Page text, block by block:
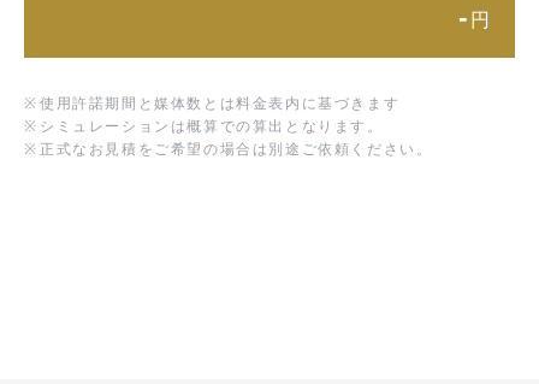
- 円
※ 使用許諾期間と媒体数とは料金表内に基づきます
※ シミュレーションは概算での算出となります。
※ 正式なお見積をご希望の場合は別途ご依頼ください。